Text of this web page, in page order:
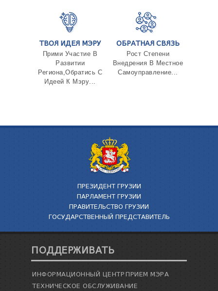
ТВОЯ ИДЕЯ МЭРУ
Прими Участие В
Развитии
Региона,Обратись С
Идеей К Мэру...
ОБРАТНАЯ СВЯЗЬ
Рост Степени
Внедрения В Местное
Самоуправление...
ПРЕЗИДЕНТ ГРУЗИИ
ПАРЛАМЕНТ ГРУЗИИ
ПРАВИТЕЛЬСТВО ГРУЗИИ
ГОСУДАРСТВЕННЫЙ ПРЕДСТАВИТЕЛЬ
ПОДДЕРЖИВАТЬ
ИНФОРМАЦИОННЫЙ ЦЕНТРПРИЕМ МЭРА
ТЕХНИЧЕСКОЕ ОБСЛУЖИВАНИЕ